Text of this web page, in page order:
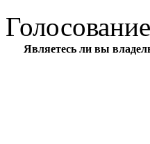
Голосование
Являетесь ли вы